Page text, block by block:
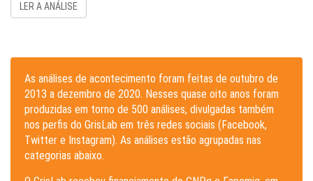
LER A ANÁLISE
As análises de acontecimento foram feitas de outubro de
2013 a dezembro de 2020. Nesses quase oito anos foram
produzidas em torno de 500 análises, divulgadas também
nos perfis do GrisLab em três redes sociais (Facebook,
Twitter e Instagram). As análises estão agrupadas nas
categorias abaixo.